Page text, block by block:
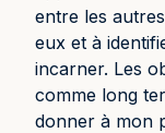
entre les
eux et à
incarner. Les
comme long
donner à mon